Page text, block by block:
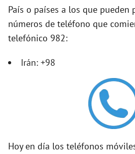
y
e
País o países a los que pueden
números de teléfono que
telefónico 982:
Irán: +98
Hoy en día los teléfonos